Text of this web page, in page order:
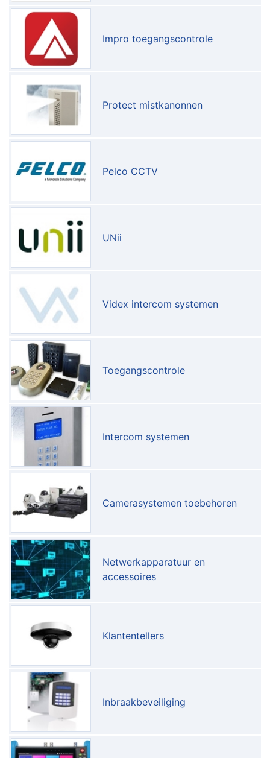
Impro toegangscontrole
Protect mistkanonnen
Pelco CCTV
UNii
Videx intercom systemen
Toegangscontrole
Intercom systemen
Camerasystemen toebehoren
Netwerkapparatuur en
accessoires
Klantentellers
Inbraakbeveiliging